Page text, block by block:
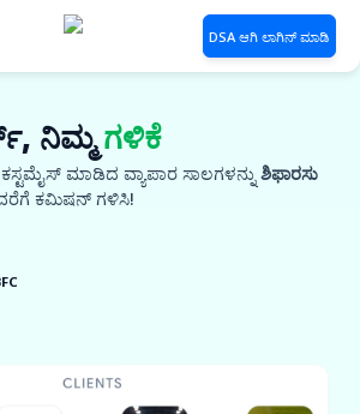
DSA ಆಗಿ ಲಾಗಿನ್ ಮಾಡಿ
ನಿಮ್ಮ ಗಳಿಕೆ
ಮಾಡಿದ ವ್ಯಾಪಾರ ಸಾಲಗಳನ್ನು ಶಿಫಾರಸು
ಕಮಿಷನ್ ಗಳಿಸಿ!